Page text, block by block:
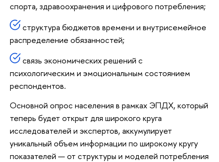
спорта, здравоохранения и цифрового потребления;
структура бюджетов времени и внутрисемейное
распределение обязанностей;
связь экономических решений с
психологическим и эмоциональным состоянием
респондентов.
Основной опрос населения в рамках ЭПДХ, который
теперь будет открыт для широкого круга
исследователей и экспертов, аккумулирует
уникальный объем информации по широкому кругу
показателей — от структуры и моделей потребления